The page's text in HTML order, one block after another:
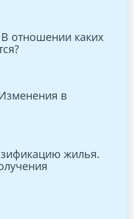
отношении каких
в
жилья.